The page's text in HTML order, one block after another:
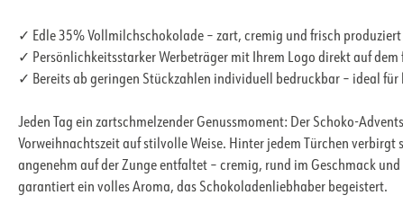
✓ Edle 35% Vollmilchschokolade – zart, cremig und frisch produziert
✓ Persönlichkeitsstarker Werbeträger mit Ihrem Logo direkt auf
✓ Bereits ab geringen Stückzahlen individuell bedruckbar – ideal
Jeden Tag ein zartschmelzender Genussmoment: Der Schoko-
Vorweihnachtszeit auf stilvolle Weise. Hinter jedem Türchen
angenehm auf der Zunge entfaltet – cremig, rund im Geschmack
garantiert ein volles Aroma, das Schokoladenliebhaber begeistert.